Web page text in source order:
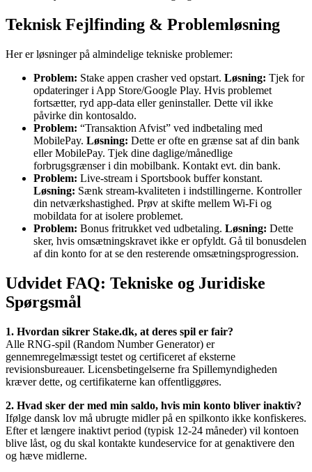
Teknisk Fejlfinding & Problemløsning
Her er løsninger på almindelige tekniske problemer:
Problem: Stake appen crasher ved opstart. Løsning: Tjek for
opdateringer i App Store/Google Play. Hvis problemet
fortsætter, ryd app-data eller geninstaller. Dette vil ikke
påvirke din kontosaldo.
Problem: “Transaktion Afvist” ved indbetaling med
MobilePay. Løsning: Dette er ofte en grænse sat af din bank
eller MobilePay. Tjek dine daglige/månedlige
forbrugsgrænser i din mobilbank. Kontakt evt. din bank.
Problem: Live-stream i Sportsbook buffer konstant.
Løsning: Sænk stream-kvaliteten i indstillingerne. Kontroller
din netværkshastighed. Prøv at skifte mellem Wi-Fi og
mobildata for at isolere problemet.
Problem: Bonus fritrukket ved udbetaling. Løsning: Dette
sker, hvis omsætningskravet ikke er opfyldt. Gå til bonusdelen
af din konto for at se den resterende omsætningsprogression.
Udvidet FAQ: Tekniske og Juridiske
Spørgsmål
1. Hvordan sikrer Stake.dk, at deres spil er fair?
Alle RNG-spil (Random Number Generator) er
gennemregelmæssigt testet og certificeret af eksterne
revisionsbureauer. Licensbetingelserne fra Spillemyndigheden
kræver dette, og certifikaterne kan offentliggøres.
2. Hvad sker der med min saldo, hvis min konto bliver inaktiv?
Ifølge dansk lov må ubrugte midler på en spilkonto ikke konfiskeres.
Efter et længere inaktivt period (typisk 12-24 måneder) vil kontoen
blive låst, og du skal kontakte kundeservice for at genaktivere den
og hæve midlerne.